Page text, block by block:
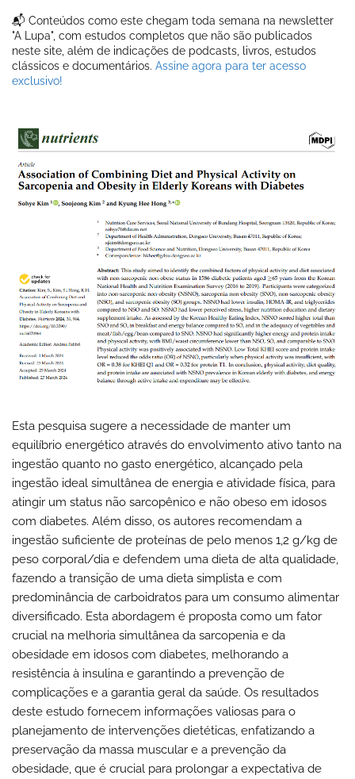
📬 Conteúdos como este chegam toda semana na newsletter
"A Lupa", com estudos completos que não são publicados
neste site, além de indicações de podcasts, livros, estudos
clássicos e documentários. Assine agora para ter acesso
exclusivo!
Esta pesquisa sugere a necessidade de manter um
equilíbrio energético através do envolvimento ativo tanto na
ingestão quanto no gasto energético, alcançado pela
ingestão ideal simultânea de energia e atividade física, para
atingir um status não sarcopênico e não obeso em idosos
com diabetes. Além disso, os autores recomendam a
ingestão suficiente de proteínas de pelo menos 1,2 g/kg de
peso corporal/dia e defendem uma dieta de alta qualidade,
fazendo a transição de uma dieta simplista e com
predominância de carboidratos para um consumo alimentar
diversificado. Esta abordagem é proposta como um fator
crucial na melhoria simultânea da sarcopenia e da
obesidade em idosos com diabetes, melhorando a
resistência à insulina e garantindo a prevenção de
complicações e a garantia geral da saúde. Os resultados
deste estudo fornecem informações valiosas para o
planejamento de intervenções dietéticas, enfatizando a
preservação da massa muscular e a prevenção da
obesidade, que é crucial para prolongar a expectativa de